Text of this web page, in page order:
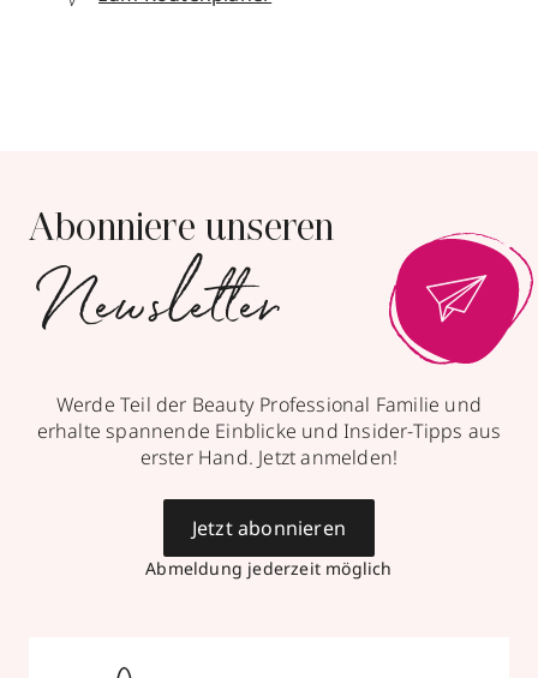
Abonniere unseren
Newsletter
Werde Teil der Beauty Professional Familie und
erhalte spannende Einblicke und Insider-Tipps aus
erster Hand. Jetzt anmelden!
Abmeldung jederzeit möglich
Jetzt abonnieren